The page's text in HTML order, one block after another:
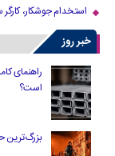
استخدام جوشکار، کارگر
خبر روز
راهنمای
است؟
بزرگ‌ترین